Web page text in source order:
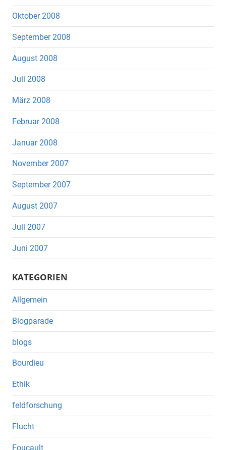
Oktober 2008
September 2008
August 2008
Juli 2008
März 2008
Februar 2008
Januar 2008
November 2007
September 2007
August 2007
Juli 2007
Juni 2007
KATEGORIEN
Allgemein
Blogparade
blogs
Bourdieu
Ethik
feldforschung
Flucht
Foucault